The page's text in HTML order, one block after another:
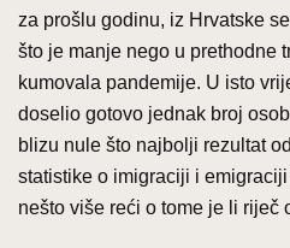
za prošlu godinu, iz Hrvatske
što je manje nego u prethodne
kumovala pandemije. U isto
doselio gotovo jednak broj
blizu nule što najbolji rezultat
statistike o imigraciji i
nešto više reći o tome je li riječ